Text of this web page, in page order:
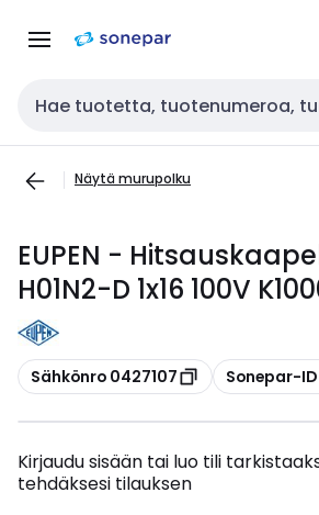
navigointiinsisältöön
Haku
Näytä murupolku
EUPEN -
H01N2-D 1x16 100V
Kopioi
Sähkönro 0427107 Kopioi
Sonepar-ID
Kirjaudu sisään tai luo tili
tehdäksesi tilauksen